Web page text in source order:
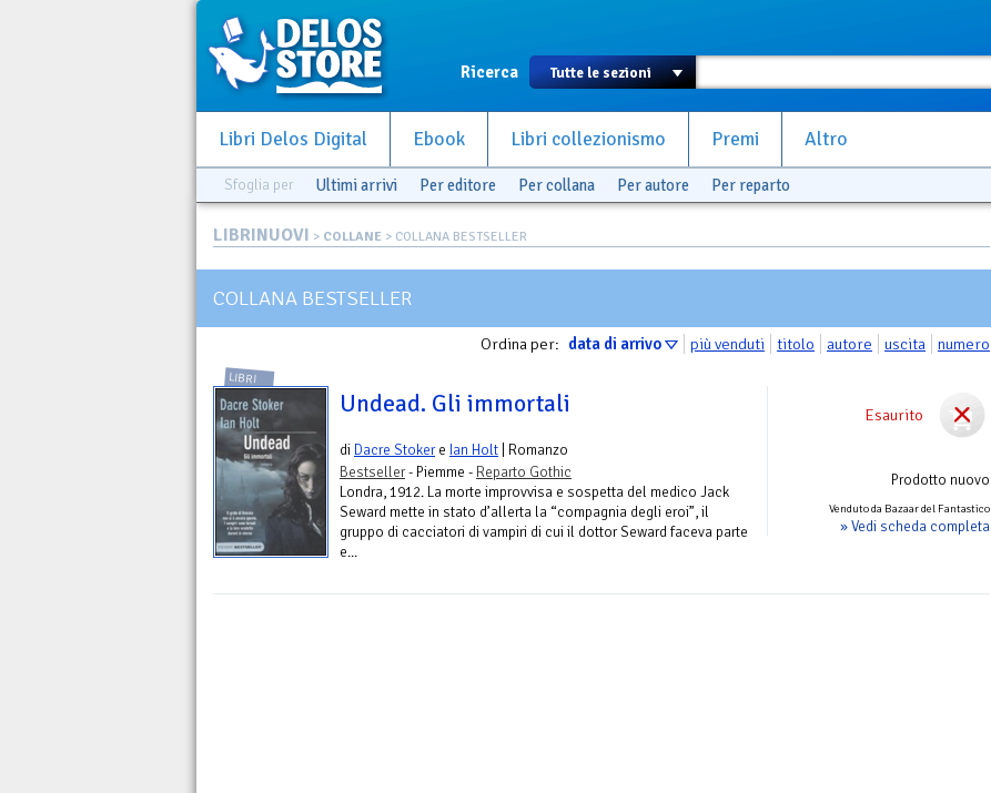
Ricerca
Libri Delos Digital Ebook Libri collezionismo Premi Altro
Sfoglia per Ultimi arrivi Per editore Per collana Per autore Per reparto
LIBRINUOVI > COLLANE > COLLANA BESTSELLER
COLLANA BESTSELLER
Ordina per: data di arrivo più venduti titolo autore uscita numero
Esaurito
Prodotto nuovo
Venduto da Bazaar del Fantastico
» Vedi scheda completa
LIBRI
Undead. Gli immortali
di Dacre Stokere Ian Holt | Romanzo
Bestseller- Piemme - Reparto Gothic
Londra, 1912. La morte improvvisa e sospetta del medico Jack
Seward mette in stato d’allerta la “compagnia degli eroi”, il
gruppo di cacciatori di vampiri di cui il dottor Seward faceva parte
e...